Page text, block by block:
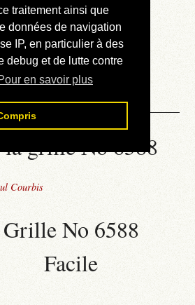
traitement ainsi que
données de navigation
IP, en particulier à des
debug et de lutte contre
en savoir plus
grille No 6588
Courbis
Grille No 6588
Facile